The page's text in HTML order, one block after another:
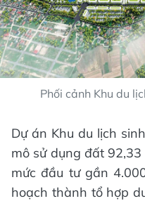
Phối cảnh Khu du
Dự án Khu du lịch
mô sử dụng đất
mức đầu tư gần
hoạch thành tổ hợp